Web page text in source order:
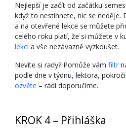
Nejlepší je začít od začátku
když to nestihnete, nic se neděje.
a na otevřené lekce se můžete
celého roku platí, že si můžete v
lekci a vše nezávazně vyzkoušet.
Nevíte si rady? Pomůže vám filtr
podle dne v týdnu, lektora,
ozvěte – rádi doporučíme.
KROK 4 – Přihláška